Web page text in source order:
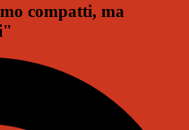
compatti, ma